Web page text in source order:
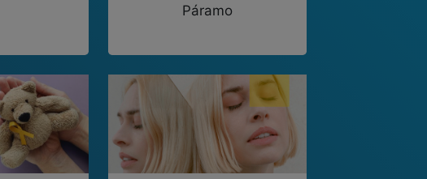
Páramo